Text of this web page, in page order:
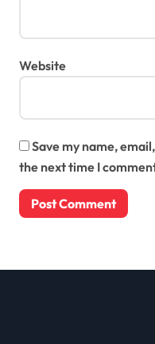
Website
Save my name,
the next time I